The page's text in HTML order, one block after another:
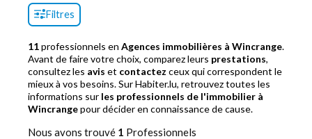
Filtres
11professionnels en Agences immobilières à Wincrange.
Avant de faire votre choix, comparez leurs prestations,
consultez les avis et contactez ceux qui correspondent le
mieux à vos besoins. Sur Habiter.lu, retrouvez toutes les
informations sur les professionnels de l'immobilier à
Wincrangepour décider en connaissance de cause.
Nous avons trouvé 1 Professionnels